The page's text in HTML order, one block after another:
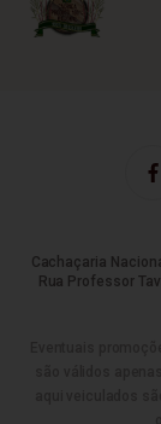
Cachaçaria
Rua Professor